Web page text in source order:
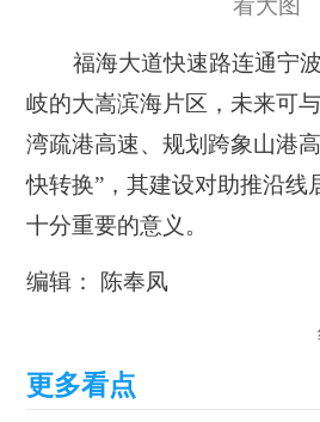
看大图
福海大道快速路连通宁
岐的大嵩滨海片区，未来可
湾疏港高速、规划跨象山港
快转换”，其建设对助推沿线
十分重要的意义。
编辑： 陈奉凤